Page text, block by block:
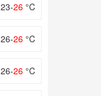
23-26 °C
26-26 °C
26-26 °C